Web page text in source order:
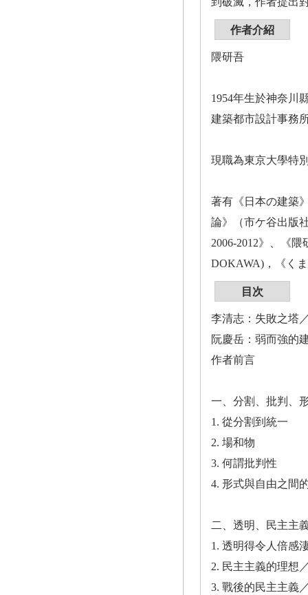
作者介紹
隈研吾
1954年生於神奈川
建築都市設計事務
現職為東京大學特
著有《日本の建築
論》（市ケ谷出版
2006-2012》、《
DOKAWA)，《く
目次
李清志：失敗之塔
阮慶岳：弱而強的
作者前言
一、分割、批判、
1. 從分割到統一
2. 場和物
3. 何謂批判性
4. 形式與自由之間
二、透明、民主主
1. 透明得令人倍感
2. 民主主義的理想
3. 戰後的民主主義